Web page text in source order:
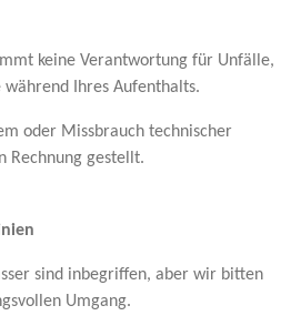
keine Verantwortung für Unfälle,
während Ihres Aufenthalts.
oder Missbrauch technischer
Rechnung gestellt.
sind inbegriffen, aber wir bitten
Umgang.